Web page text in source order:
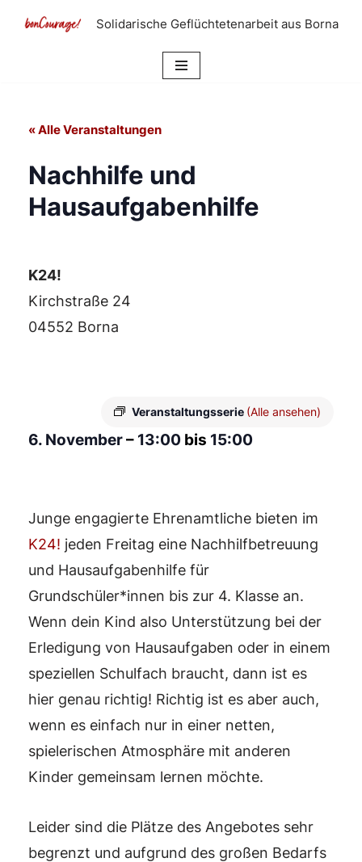
Solidarische Geflüchtetenarbeit aus Borna
« Alle Veranstaltungen
Nachhilfe und
Hausaufgabenhilfe
K24!
Kirchstraße 24
04552 Borna
Veranstaltungsserie (Alle ansehen)
6. November– 13:00 bis 15:00
Junge engagierte Ehrenamtliche bieten im
K24! jeden Freitag eine Nachhilfbetreuung
und Hausaufgabenhilfe für
Grundschüler*innen bis zur 4. Klasse an.
Wenn dein Kind also Unterstützung bei der
Erledigung von Hausaufgaben oder in einem
speziellen Schulfach braucht, dann ist es
hier genau richtig! Richtig ist es aber auch,
wenn es einfach nur in einer netten,
spielerischen Atmosphäre mit anderen
Kinder gemeinsam lernen möchte.
Leider sind die Plätze des Angebotes sehr
begrenzt und aufgrund des großen Bedarfs